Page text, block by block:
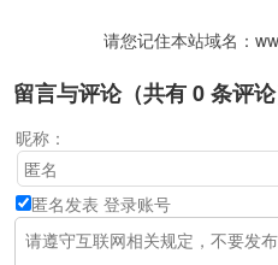
请您记住本站域名：
留言与评论（共有0条评论
昵称：
匿名发表 登录账号